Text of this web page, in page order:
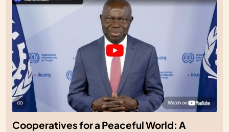
Cooperatives for a Peaceful World: A